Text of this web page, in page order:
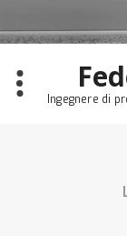
to
content
Ingegnere di